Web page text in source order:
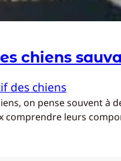
chiens
des chiens
on pense souvent
comprendre leurs